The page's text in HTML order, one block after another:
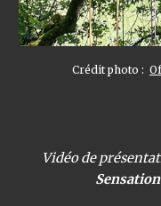
Crédit photo :
Vidéo de